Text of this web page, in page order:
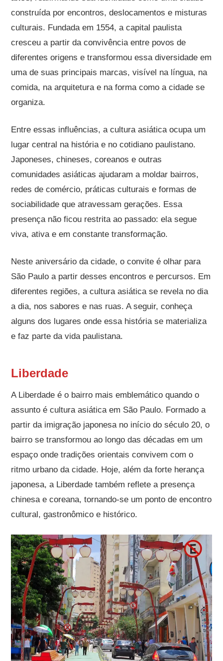
construída por encontros, deslocamentos e misturas
culturais. Fundada em 1554, a capital paulista
cresceu a partir da convivência entre povos de
diferentes origens e transformou essa diversidade em
uma de suas principais marcas, visível na língua, na
comida, na arquitetura e na forma como a cidade se
organiza.
Entre essas influências, a cultura asiática ocupa um
lugar central na história e no cotidiano paulistano.
Japoneses, chineses, coreanos e outras
comunidades asiáticas ajudaram a moldar bairros,
redes de comércio, práticas culturais e formas de
sociabilidade que atravessam gerações. Essa
presença não ficou restrita ao passado: ela segue
viva, ativa e em constante transformação.
Neste aniversário da cidade, o convite é olhar para
São Paulo a partir desses encontros e percursos. Em
diferentes regiões, a cultura asiática se revela no dia
a dia, nos sabores e nas ruas. A seguir, conheça
alguns dos lugares onde essa história se materializa
e faz parte da vida paulistana.
Liberdade
A Liberdade é o bairro mais emblemático quando o
assunto é cultura asiática em São Paulo. Formado a
partir da imigração japonesa no início do século 20, o
bairro se transformou ao longo das décadas em um
espaço onde tradições orientais convivem com o
ritmo urbano da cidade. Hoje, além da forte herança
japonesa, a Liberdade também reflete a presença
chinesa e coreana, tornando-se um ponto de encontro
cultural, gastronômico e histórico.